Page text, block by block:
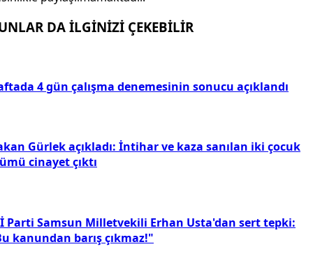
DA İLGİNİZİ ÇEKEBİLİR
4 gün çalışma denemesinin sonucu açıklandı
Gürlek açıkladı: İntihar ve kaza sanılan iki çocuk
cinayet çıktı
Parti Samsun Milletvekili Erhan Usta'dan sert tepki:
kanundan barış çıkmaz!"